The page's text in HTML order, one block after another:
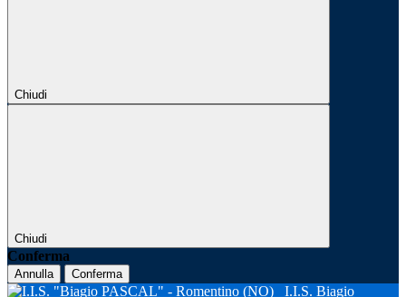
Chiudi
Chiudi
Conferma
Annulla Conferma
I.I.S. Biagio